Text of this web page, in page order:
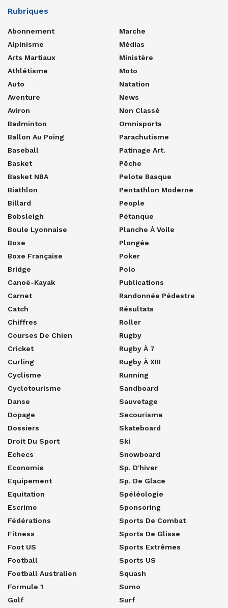
Rubriques
Abonnement
Alpinisme
Arts Martiaux
Athlétisme
Auto
Aventure
Aviron
Badminton
Ballon Au Poing
Baseball
Basket
Basket NBA
Biathlon
Billard
Bobsleigh
Boule Lyonnaise
Boxe
Boxe Française
Bridge
Canoë-Kayak
Carnet
Catch
Chiffres
Courses De Chien
Cricket
Curling
Cyclisme
Cyclotourisme
Danse
Dopage
Dossiers
Droit Du Sport
Echecs
Economie
Equipement
Equitation
Escrime
Fédérations
Fitness
Foot US
Football
Football Australien
Formule 1
Golf
Marche
Médias
Ministère
Moto
Natation
News
Non Classé
Omnisports
Parachutisme
Patinage Art.
Pêche
Pelote Basque
Pentathlon Moderne
People
Pétanque
Planche À Voile
Plongée
Poker
Polo
Publications
Randonnée Pédestre
Résultats
Roller
Rugby
Rugby À 7
Rugby À XIII
Running
Sandboard
Sauvetage
Secourisme
Skateboard
Ski
Snowboard
Sp. D'hiver
Sp. De Glace
Spéléologie
Sponsoring
Sports De Combat
Sports De Glisse
Sports Extrêmes
Sports US
Squash
Sumo
Surf